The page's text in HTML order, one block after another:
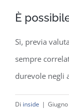
È
Sì, previa
sempre
durevole negli
Di inside |